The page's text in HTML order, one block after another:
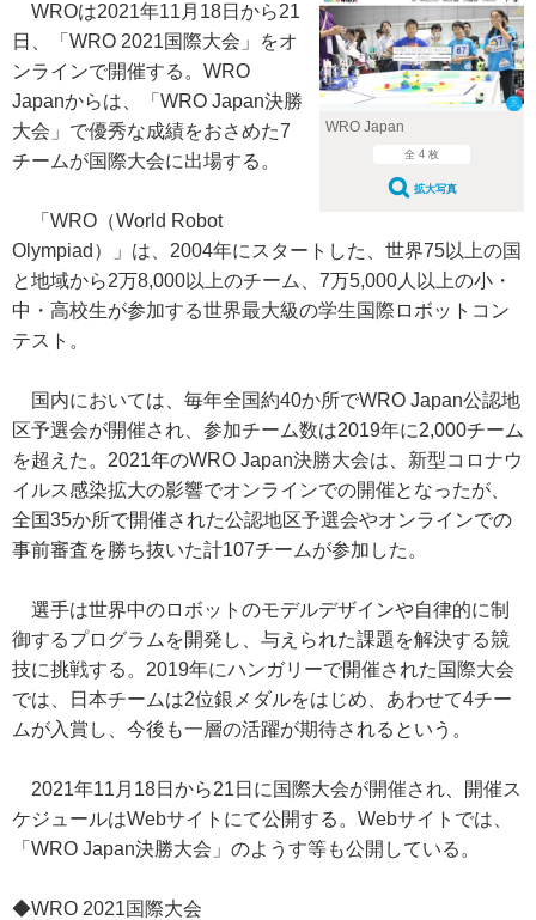
WRO Japan
全 4 枚
拡大写真
WROは2021年11月18日から21
日、「WRO 2021国際大会」をオ
ンラインで開催する。WRO
Japanからは、「WRO Japan決勝
大会」で優秀な成績をおさめた7
チームが国際大会に出場する。
「WRO（World Robot
Olympiad）」は、2004年にスタートした、世界75以上の国
と地域から2万8,000以上のチーム、7万5,000人以上の小・
中・高校生が参加する世界最大級の学生国際ロボットコン
テスト。
国内においては、毎年全国約40か所でWRO Japan公認地
区予選会が開催され、参加チーム数は2019年に2,000チーム
を超えた。2021年のWRO Japan決勝大会は、新型コロナウ
イルス感染拡大の影響でオンラインでの開催となったが、
全国35か所で開催された公認地区予選会やオンラインでの
事前審査を勝ち抜いた計107チームが参加した。
選手は世界中のロボットのモデルデザインや自律的に制
御するプログラムを開発し、与えられた課題を解決する競
技に挑戦する。2019年にハンガリーで開催された国際大会
では、日本チームは2位銀メダルをはじめ、あわせて4チー
ムが入賞し、今後も一層の活躍が期待されるという。
2021年11月18日から21日に国際大会が開催され、開催ス
ケジュールはWebサイトにて公開する。Webサイトでは、
「WRO Japan決勝大会」のようす等も公開している。
◆WRO 2021国際大会